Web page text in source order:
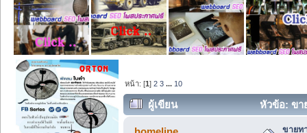
หน้า: [1]2 3 ... 10
ผู้เขียน
หัวข้อ: ขา
(อ่าน 5347 ครั้ง)
ขายท